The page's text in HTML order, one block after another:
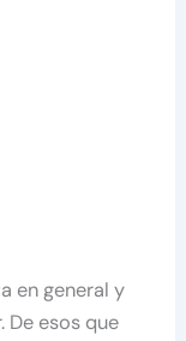
en general y
De esos que